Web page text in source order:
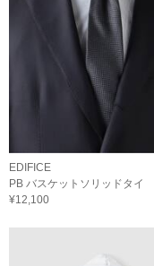
EDIFICE
PB バスケットソリッドタイ
¥12,100